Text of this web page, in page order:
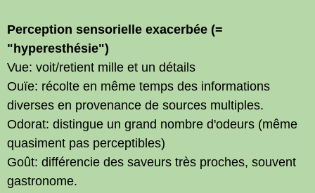
Perception sensorielle exacerbée (=
"hyperesthésie")
Vue: voit/retient mille et un détails
Ouïe: récolte en même temps des informations
diverses en provenance de sources multiples.
Odorat: distingue un grand nombre d'odeurs (même
quasiment pas perceptibles)
Goût: différencie des saveurs très proches, souvent
gastronome.